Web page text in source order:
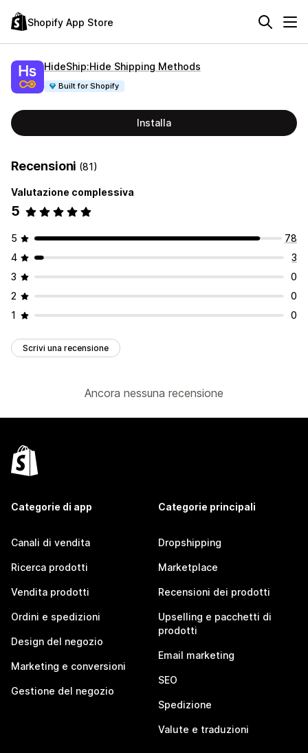
Shopify App Store
HideShip:Hide Shipping Methods
Built for Shopify
Installa
Recensioni (81)
Valutazione complessiva
5
5
78
4
3
3
0
2
0
1
0
Scrivi una recensione
Ancora nessuna recensione
Categorie di app
Canali di vendita
Ricerca prodotti
Vendita prodotti
Ordini e spedizioni
Design del negozio
Marketing e conversioni
Gestione del negozio
Categorie principali
Dropshipping
Marketplace
Recensioni dei prodotti
Upselling e pacchetti di
prodotti
Email marketing
SEO
Spedizione
Valute e traduzioni